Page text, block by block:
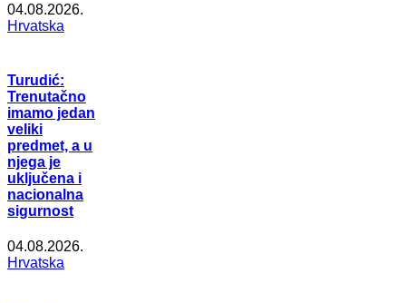
04.08.2026.
Hrvatska
Turudić:
Trenutačno
imamo jedan
veliki
predmet, a u
njega je
uključena i
nacionalna
sigurnost
04.08.2026.
Hrvatska